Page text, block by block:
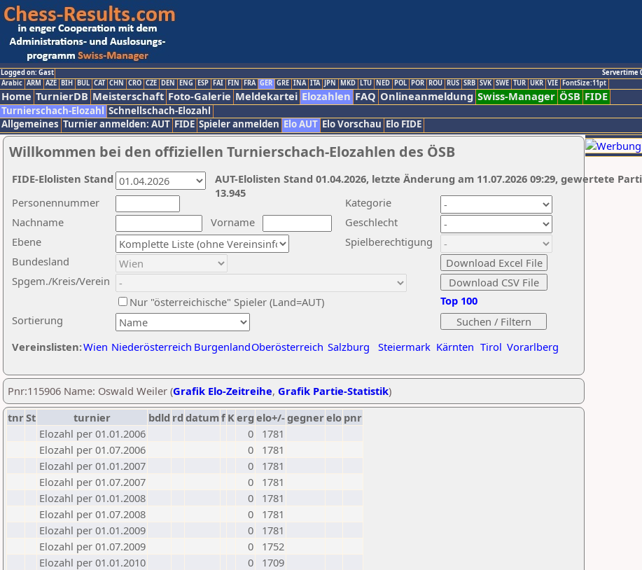
Logged on: Gast
Servertime
Arabic ARM AZE BIH BUL CAT CHN CRO CZE DEN ENG ESP FAI FIN FRA GER GRE INA ITA JPN MKD LTU NED POL POR ROU RUS SRB SVK SWE TUR UKR VIE FontSize:11pt
Home TurnierDB Meisterschaft Foto-Galerie Meldekartei Elozahlen FAQ Onlineanmeldung Swiss-Manager ÖSB FIDE
Turnierschach-Elozahl Schnellschach-Elozahl
Allgemeines Turnier anmelden: AUT FIDE Spieler anmelden Elo AUT Elo Vorschau Elo FIDE
Willkommen bei den offiziellen Turnierschach-Elozahlen des ÖSB
Nachname
Vorname
Ebene
Kategorie
Sortierung
Personennummer
Bundesland
Spgem./Kreis/Verein
Geschlecht
Nur "österreichische" Spieler (Land=AUT)
Spielberechtigung
Vereinslisten:Wien Niederösterreich BurgenlandOberösterreich Salzburg Steiermark Kärnten Tirol Vorarlberg
Top 100
AUT-Elolisten Stand 01.04.2026, letzte Änderung am 11.07.2026 09:29, gewertete
13.945
FIDE-Elolisten Stand
Pnr:115906 Name: Oswald Weiler (Grafik Elo-Zeitreihe, Grafik Partie-Statistik)
tnrSt turnier bdld rd datumf Kerg elo+/-gegnerelo pnr
Elozahl per 01.01.2006
0
1781
Elozahl per 01.07.2006
0
1781
Elozahl per 01.01.2007
0
1781
Elozahl per 01.07.2007
0
1781
Elozahl per 01.01.2008
0
1781
Elozahl per 01.07.2008
0
1781
Elozahl per 01.01.2009
0
1781
Elozahl per 01.07.2009
0
1752
Elozahl per 01.01.2010
0
1709